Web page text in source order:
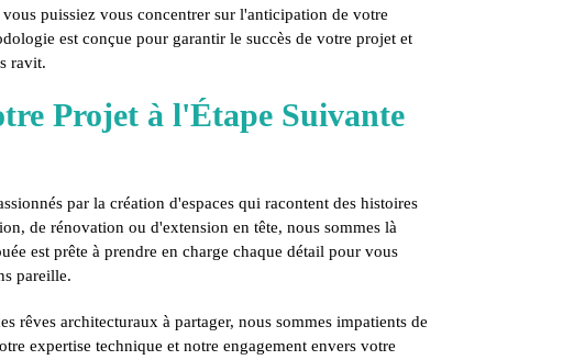
puissiez vous concentrer sur l'anticipation de votre
est conçue pour garantir le succès de votre projet et
ravit.
Projet à l'Étape Suivante
par la création d'espaces qui racontent des histoires
de rénovation ou d'extension en tête, nous sommes là
est prête à prendre en charge chaque détail pour vous
pareille.
rêves architecturaux à partager, nous sommes impatients de
expertise technique et notre engagement envers votre